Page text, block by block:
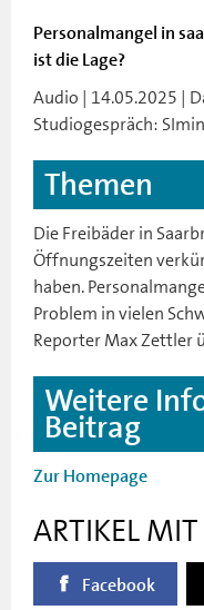
Personalmangel in
ist die Lage?
Audio | 14.05.2025 |
Studiogespräch:
Themen
Die Freibäder in
Öffnungszeiten
haben.
Problem in vielen
Reporter Max Zettler
Weitere
Beitrag
Zur Homepage
ARTIKEL
Facebook